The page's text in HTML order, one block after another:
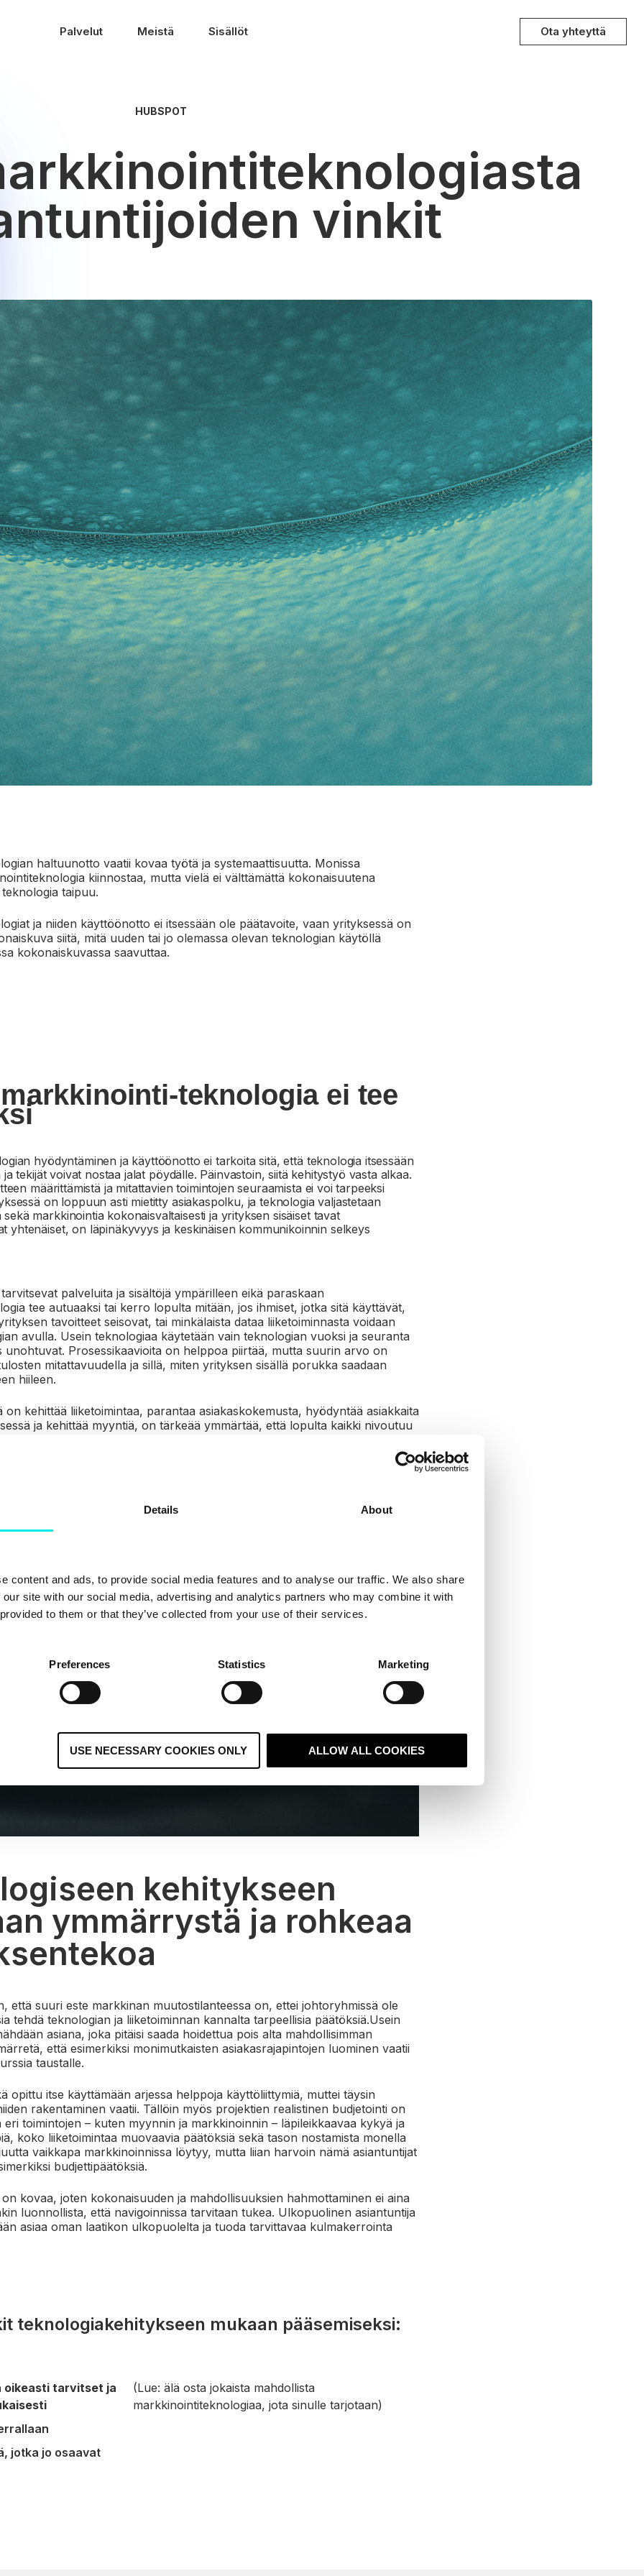
Details About
content and ads, to provide social media features and to analyse our traffic. We also share
site with our social media, advertising and analytics partners who may combine it with
to them or that they’ve collected from your use of their services.
Preferences Statistics Marketing
USE NECESSARY COOKIES ONLY ALLOW ALL COOKIES
Palvelut Meistä Sisällöt Ota yhteyttä
HUBSPOT
vinkit
haltuunotto vaatii kovaa työtä ja systemaattisuutta. Monissa
kiinnostaa, mutta vielä ei välttämättä kokonaisuutena
taipuu.
ja niiden käyttöönotto ei itsessään ole päätavoite, vaan yrityksessä on
siitä, mitä uuden tai jo olemassa olevan teknologian käytöllä
kokonaiskuvassa saavuttaa.
teknologia ei tee
hyödyntäminen ja käyttöönotto ei tarkoita sitä, että teknologia itsessään
tekijät voivat nostaa jalat pöydälle. Päinvastoin, siitä kehitystyö vasta alkaa.
määrittämistä ja mitattavien toimintojen seuraamista ei voi tarpeeksi
on loppuun asti mietitty asiakaspolku, ja teknologia valjastetaan
markkinointia kokonaisvaltaisesti ja yrityksen sisäiset tavat
yhtenäiset, on läpinäkyvyys ja keskinäisen kommunikoinnin selkeys
palveluita ja sisältöjä ympärilleen eikä paraskaan
tee autuaaksi tai kerro lopulta mitään, jos ihmiset, jotka sitä käyttävät,
tavoitteet seisovat, tai minkälaista dataa liiketoiminnasta voidaan
avulla. Usein teknologiaa käytetään vain teknologian vuoksi ja seuranta
unohtuvat. Prosessikaavioita on helppoa piirtää, mutta suurin arvo on
mitattavuudella ja sillä, miten yrityksen sisällä porukka saadaan
hiileen.
kehittää liiketoimintaa, parantaa asiakaskokemusta, hyödyntää asiakkaita
ja kehittää myyntiä, on tärkeää ymmärtää, että lopulta kaikki nivoutuu
sille potentiaaliselle tai jo olemassa olevalle asiakkaalle, on ihan sama mikä
siitä muistuttaa.
kehitykseen
ymmärrystä ja rohkeaa
että suuri este markkinan muutostilanteessa on, ettei johtoryhmissä ole
tehdä teknologian ja liiketoiminnan kannalta tarpeellisia päätöksiä.Usein
asiana, joka pitäisi saada hoidettua pois alta mahdollisimman
että esimerkiksi monimutkaisten asiakasrajapintojen luominen vaatii
taustalle.
opittu itse käyttämään arjessa helppoja käyttöliittymiä, muttei täysin
rakentaminen vaatii. Tällöin myös projektien realistinen budjetointi on
eri toimintojen – kuten myynnin ja markkinoinnin – läpileikkaavaa kykyä ja
koko liiketoimintaa muovaavia päätöksiä sekä tason nostamista monella
vaikkapa markkinoinnissa löytyy, mutta liian harvoin nämä asiantuntijat
budjettipäätöksiä.
kovaa, joten kokonaisuuden ja mahdollisuuksien hahmottaminen ei aina
luonnollista, että navigoinnissa tarvitaan tukea. Ulkopuolinen asiantuntija
asiaa oman laatikon ulkopuolelta ja tuoda tarvittavaa kulmakerrointa
teknologiakehitykseen mukaan pääsemiseksi:
oikeasti tarvitset ja
(Lue: älä osta jokaista mahdollista
markkinointiteknologiaa, jota sinulle tarjotaan)
jotka jo osaavat